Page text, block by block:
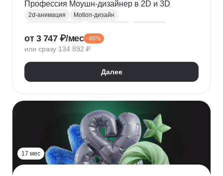
Профессия Моушн-дизайнер в 2D и 3D
2d-анимация
Motion-дизайн
Adobe Illustrator
After Effects
Создание анимации
от 3 747 ₽/мес -46%
или сразу 134 892 ₽
Далее
17 мес